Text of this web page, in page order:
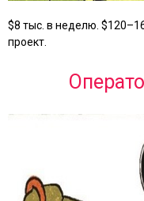
$8 тыс. в неделю.
проект.